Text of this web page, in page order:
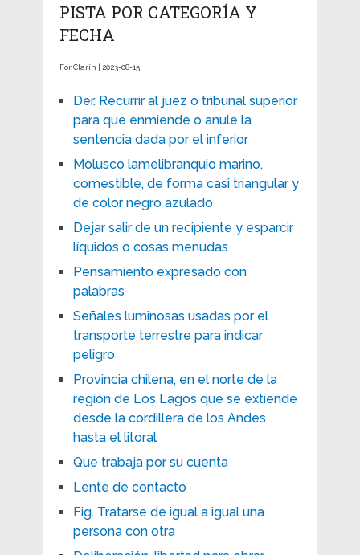
PISTA POR CATEGORÍA Y
FECHA
For Clarín | 2023-08-15
Der. Recurrir al juez o tribunal superior
para que enmiende o anule la
sentencia dada por el inferior
Molusco lamelibranquio marino,
comestible, de forma casi triangular y
de color negro azulado
Dejar salir de un recipiente y esparcir
líquidos o cosas menudas
Pensamiento expresado con
palabras
Señales luminosas usadas por el
transporte terrestre para indicar
peligro
Provincia chilena, en el norte de la
región de Los Lagos que se extiende
desde la cordillera de los Andes
hasta el litoral
Que trabaja por su cuenta
Lente de contacto
Fig. Tratarse de igual a igual una
persona con otra